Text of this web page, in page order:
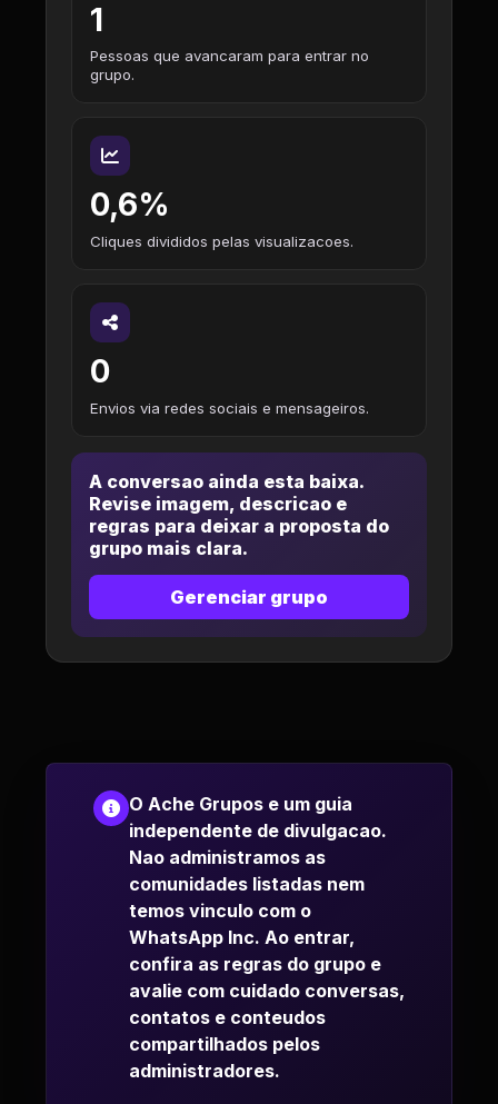
1
Pessoas que avancaram para entrar no
grupo.
0,6%
Cliques divididos pelas visualizacoes.
0
Envios via redes sociais e mensageiros.
A conversao ainda esta baixa.
Revise imagem, descricao e
regras para deixar a proposta do
grupo mais clara.
Gerenciar grupo
O Ache Grupos e um guia
independente de divulgacao.
Nao administramos as
comunidades listadas nem
temos vinculo com o
WhatsApp Inc. Ao entrar,
confira as regras do grupo e
avalie com cuidado conversas,
contatos e conteudos
compartilhados pelos
administradores.